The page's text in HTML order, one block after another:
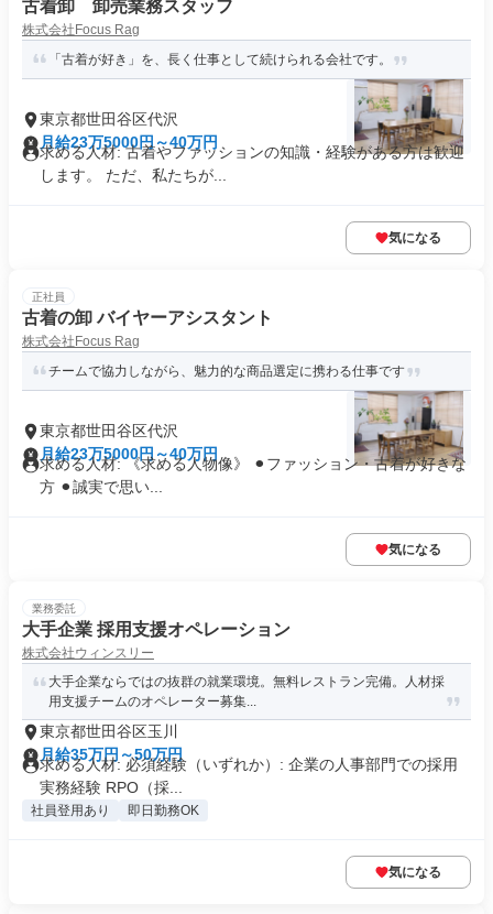
古着卸 卸売業務スタッフ
株式会社Focus Rag
「古着が好き」を、長く仕事として続けられる会社です。
東京都世田谷区代沢
月給23万5000円～40万円
求める人材: 古着やファッションの知識・経験がある方は歓迎
します。 ただ、私たちが...
気になる
正社員
古着の卸 バイヤーアシスタント
株式会社Focus Rag
チームで協力しながら、魅力的な商品選定に携わる仕事です
東京都世田谷区代沢
月給23万5000円～40万円
求める人材: 《求める人物像》 ⚫︎ファッション・古着が好きな
方 ⚫︎誠実で思い...
気になる
業務委託
大手企業 採用支援オペレーション
株式会社ウィンスリー
大手企業ならではの抜群の就業環境。無料レストラン完備。人材採
用支援チームのオペレーター募集...
東京都世田谷区玉川
月給35万円～50万円
求める人材: 必須経験（いずれか）: 企業の人事部門での採用
実務経験 RPO（採...
社員登用あり 即日勤務OK
気になる